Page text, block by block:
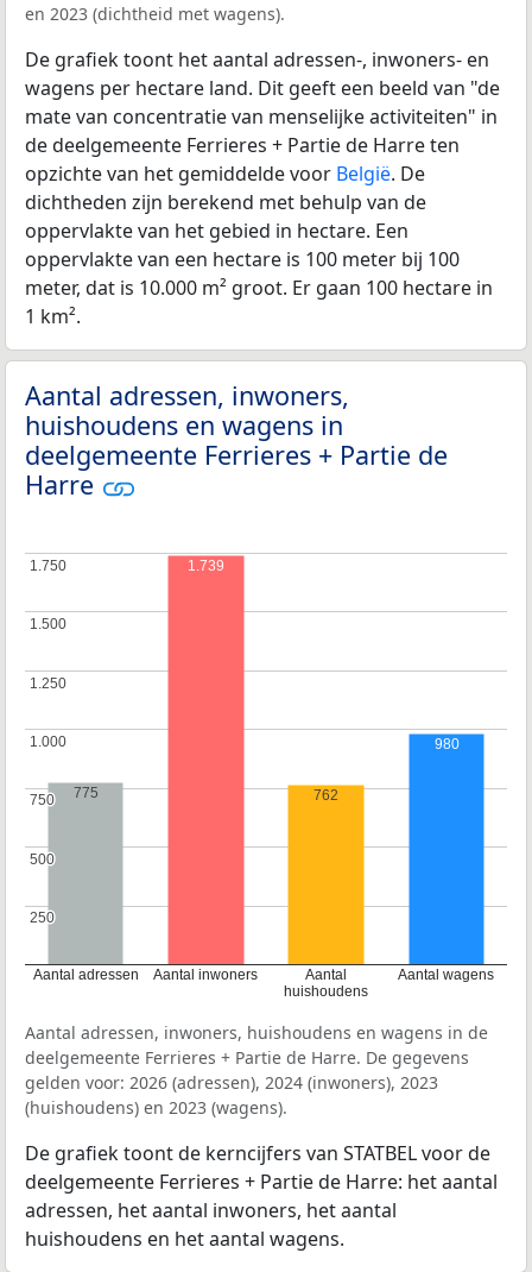
en 2023 (dichtheid met wagens).
De grafiek toont het aantal adressen-, inwoners- en
wagens per hectare land. Dit geeft een beeld van "de
mate van concentratie van menselijke activiteiten" in
de deelgemeente Ferrieres + Partie de Harre ten
opzichte van het gemiddelde voor België. De
dichtheden zijn berekend met behulp van de
oppervlakte van het gebied in hectare. Een
oppervlakte van een hectare is 100 meter bij 100
meter, dat is 10.000 m² groot. Er gaan 100 hectare in
1 km².
Aantal adressen, inwoners,
huishoudens en wagens in
deelgemeente Ferrieres + Partie de
Harre
Aantal adressen Aantal inwoners
Aantal
huishoudens
Aantal wagens
250
250
500
500
750
750
1.000
1.000
1.250
1.250
1.500
1.500
1.750
1.750
775
1.739
762
980
Aantal adressen, inwoners, huishoudens en wagens in de
deelgemeente Ferrieres + Partie de Harre. De gegevens
gelden voor: 2026 (adressen), 2024 (inwoners), 2023
(huishoudens) en 2023 (wagens).
De grafiek toont de kerncijfers van STATBEL voor de
deelgemeente Ferrieres + Partie de Harre: het aantal
adressen, het aantal inwoners, het aantal
huishoudens en het aantal wagens.